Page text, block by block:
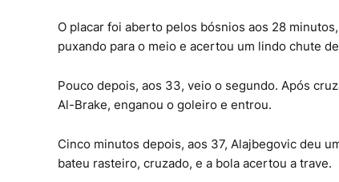
O placar foi aberto pelos bósnios aos 28
puxando para o meio e acertou um lindo chute
Pouco depois, aos 33, veio o segundo. Após
Al-Brake, enganou o goleiro e entrou.
Cinco minutos depois, aos 37, Alajbegovic deu
bateu rasteiro, cruzado, e a bola acertou a trave.